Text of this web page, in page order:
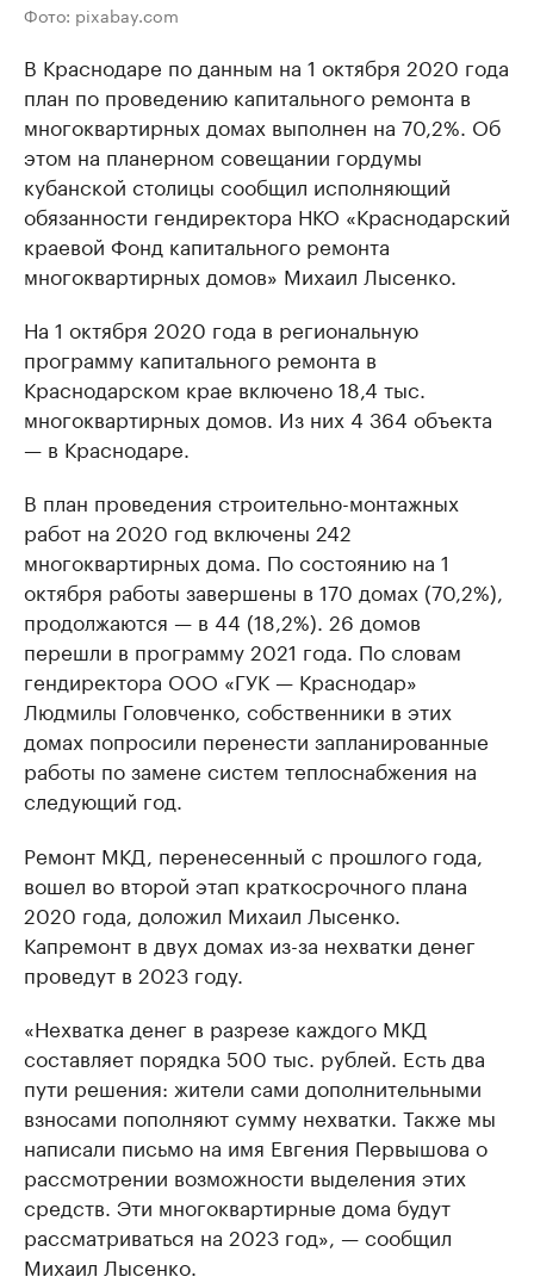
Фото: pixabay.com
В Краснодаре по данным на 1 октября 2020 года
план по проведению капитального ремонта в
многоквартирных домах выполнен на 70,2%. Об
этом на планерном совещании гордумы
кубанской столицы сообщил исполняющий
обязанности гендиректора НКО «Краснодарский
краевой Фонд капитального ремонта
многоквартирных домов» Михаил Лысенко.
На 1 октября 2020 года в региональную
программу капитального ремонта в
Краснодарском крае включено 18,4 тыс.
многоквартирных домов. Из них 4 364 объекта
— в Краснодаре.
В план проведения строительно-монтажных
работ на 2020 год включены 242
многоквартирных дома. По состоянию на 1
октября работы завершены в 170 домах (70,2%),
продолжаются — в 44 (18,2%). 26 домов
перешли в программу 2021 года. По словам
гендиректора ООО «ГУК — Краснодар»
Людмилы Головченко, собственники в этих
домах попросили перенести запланированные
работы по замене систем теплоснабжения на
следующий год.
Ремонт МКД, перенесенный с прошлого года,
вошел во второй этап краткосрочного плана
2020 года, доложил Михаил Лысенко.
Капремонт в двух домах из-за нехватки денег
проведут в 2023 году.
«Нехватка денег в разрезе каждого МКД
составляет порядка 500 тыс. рублей. Есть два
пути решения: жители сами дополнительными
взносами пополняют сумму нехватки. Также мы
написали письмо на имя Евгения Первышова о
рассмотрении возможности выделения этих
средств. Эти многоквартирные дома будут
рассматриваться на 2023 год», — сообщил
Михаил Лысенко.